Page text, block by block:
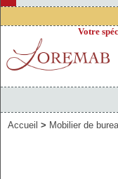
Votre
Accueil > Mobilier de